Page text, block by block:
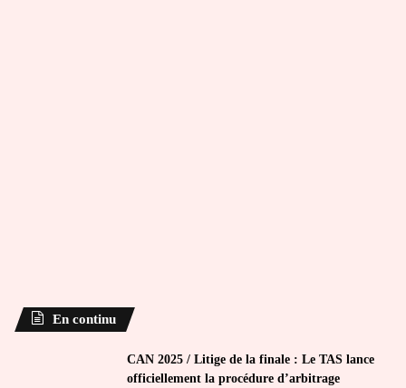
En continu
CAN 2025 / Litige de la finale : Le TAS lance
officiellement la procédure d’arbitrage